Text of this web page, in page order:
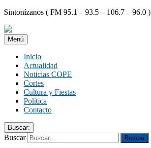
Sintonízanos ( FM 95.1 – 93.5 – 106.7 – 96.0 )
Menú
Inicio
Actualidad
Noticias COPE
Cortes
Cultura y Fiestas
Política
Contacto
Buscar:
Buscar